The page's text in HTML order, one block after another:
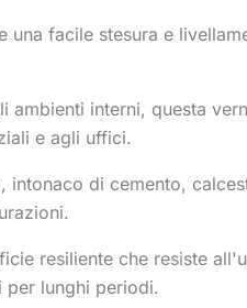
facile stesura e
ambienti interni, questa
e agli uffici.
intonaco di cemento,
resiliente che resiste
per lunghi periodi.